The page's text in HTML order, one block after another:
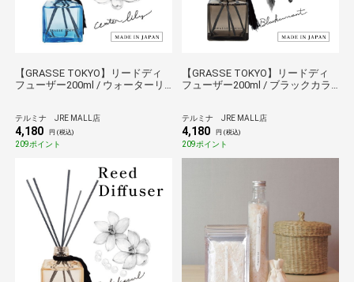
【GRASSE TOKYO】リードディ
フューザー200ml / ウォーターリ
テルミナ JRE MALL店
4,180 円 (税込)
209ポイント
【GRASSE TOKYO】リードディ
フューザー200ml / ブラックカラ
テルミナ JRE MALL店
4,180 円 (税込)
209ポイント